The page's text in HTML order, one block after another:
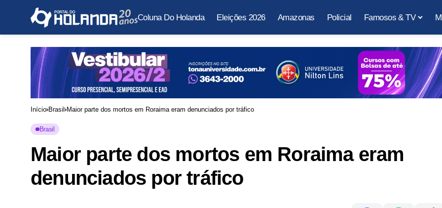
Coluna Do Holanda Eleições 2026 Amazonas Policial Famosos & TV
Início Brasil Maior parte dos mortos em Roraima eram denunciados por tráfico
Brasil
Maior parte dos mortos em Roraima eram
denunciados por tráfico